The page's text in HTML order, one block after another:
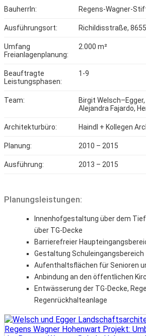
BauherrIn: Regens-Wagner-
Ausführungsort: Richildisstraße,
Umfang
Freianlagenplanung:
2.000 m²
Beauftragte
Leistungsphasen:
1-9
Team:
Birgit Welsch–Egger,
Alejandra Fajardo,
Architekturbüro: Haindl + Kollegen
Planung: 2010 – 2015
Ausführung: 2013 – 2015
Planungsleistungen:
Innenhofgestaltung über dem
über TG-Decke
Barrierefreier
Gestaltung Schuleingangsbereich
Aufenthaltsflächen für Senioren
Anbindung an den öffentlichen
Entwässerung der TG-Decke,
Regenrückhalteanlage